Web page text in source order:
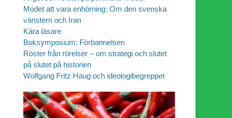
Modet att vara enhörning: Om den svenska
vänstern och Iran
Kära läsare
Boksymposium: Förbannelsen
Röster från rörelser – om strategi och slutet
på slutet på historien
Wolfgang Fritz Haug och ideologibegreppet